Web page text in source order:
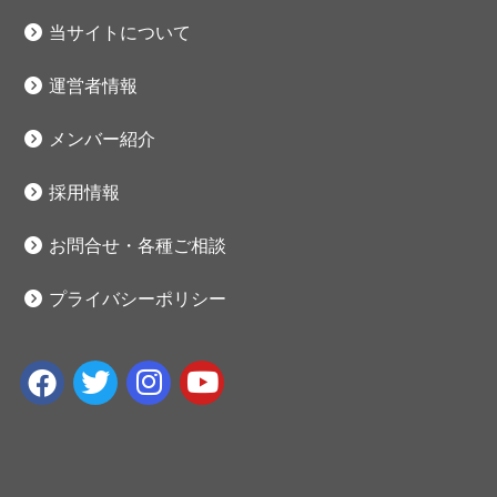
当サイトについて
運営者情報
メンバー紹介
採用情報
お問合せ・各種ご相談
プライバシーポリシー